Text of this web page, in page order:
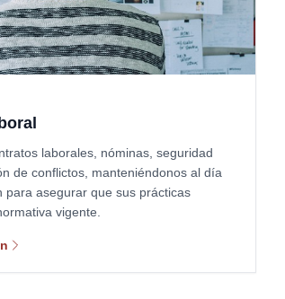
laborales, nóminas, seguridad
de conflictos, manteniéndonos al día
para asegurar que sus prácticas
vigente.